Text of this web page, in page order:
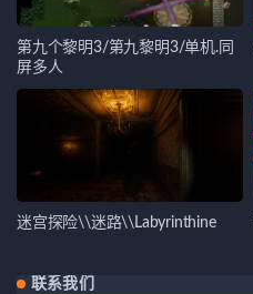
第九个黎明3/第九黎明3/单机.同
屏多人
迷宫探险\\迷路\\Labyrinthine
联系我们